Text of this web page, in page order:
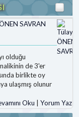
SAVRAN
olduğu
de 3'er
birlikte oy
ulaşmış olunur
Oku
Yorum Yaz